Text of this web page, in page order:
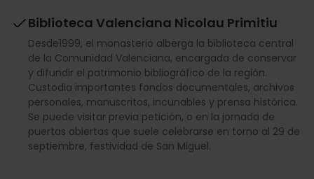
Biblioteca Valenciana Nicolau Primitiu
Desde1999, el monasterio alberga la biblioteca central
de la Comunidad Valenciana, encargada de conservar
y difundir el patrimonio bibliográfico de la región.
Custodia importantes fondos documentales, archivos
personales, manuscritos, incunables y prensa histórica.
Se puede visitar previa petición, o en la jornada de
puertas abiertas que suele celebrarse en torno al 29 de
septiembre, festividad de San Miguel.